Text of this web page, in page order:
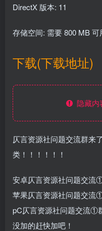
DirectX 版本: 11
存储空间: 需要 800 MB 可
下载(下载地址)
隐藏内
仄言资源社问题交流群来
类！！！！！！
安卓仄言资源社问题交流
苹果仄言资源社问题交流
pC仄言资源社问题交流①
没加的赶快加吧！